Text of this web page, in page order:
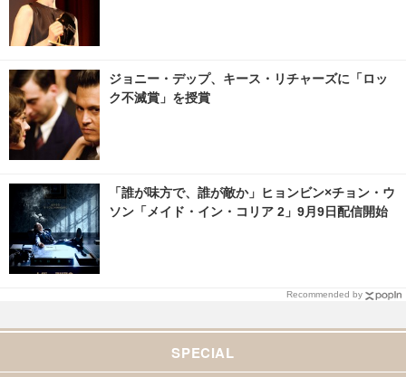
ジョニー・デップ、キース・リチャーズに「ロッ
ク不滅賞」を授賞
「誰が味方で、誰が敵か」ヒョンビン×チョン・ウ
ソン「メイド・イン・コリア 2」9月9日配信開始
Recommended by
SPECIAL